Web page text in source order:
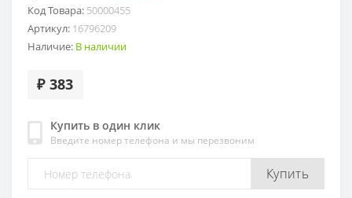
Код Товара: 50000455
Артикул: 16796209
Наличие: В наличии
₽ 383
Купить в один клик
Введите номер телефона и мы перезвоним
Купить